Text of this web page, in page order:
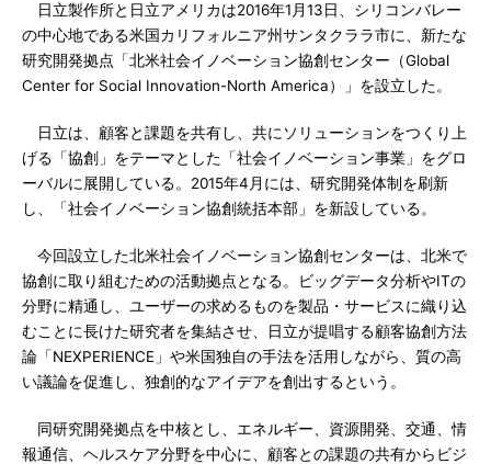
日立製作所と日立アメリカは2016年1月13日、シリコンバレー
の中心地である米国カリフォルニア州サンタクララ市に、新たな
研究開発拠点「北米社会イノベーション協創センター（Global
Center for Social Innovation-North America）」を設立した。
日立は、顧客と課題を共有し、共にソリューションをつくり上
げる「協創」をテーマとした「社会イノベーション事業」をグロ
ーバルに展開している。2015年4月には、研究開発体制を刷新
し、「社会イノベーション協創統括本部」を新設している。
今回設立した北米社会イノベーション協創センターは、北米で
協創に取り組むための活動拠点となる。ビッグデータ分析やITの
分野に精通し、ユーザーの求めるものを製品・サービスに織り込
むことに長けた研究者を集結させ、日立が提唱する顧客協創方法
論「NEXPERIENCE」や米国独自の手法を活用しながら、質の高
い議論を促進し、独創的なアイデアを創出するという。
同研究開発拠点を中核とし、エネルギー、資源開発、交通、情
報通信、ヘルスケア分野を中心に、顧客との課題の共有からビジ